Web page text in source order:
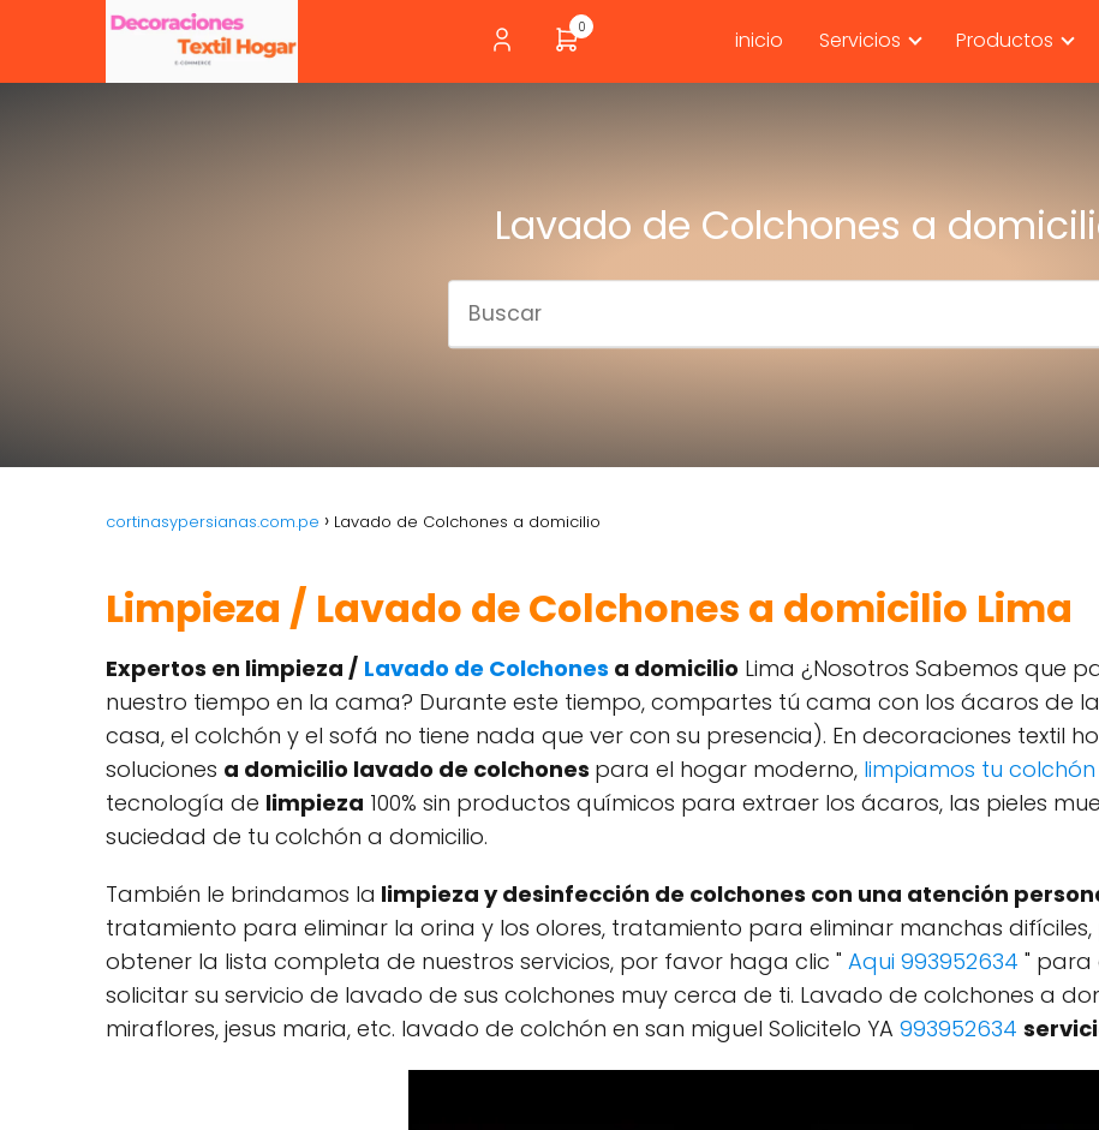
0 inicio Servicios Productos
Lavado de Colchones a
cortinasypersianas.com.pe Lavado de Colchones a domicilio
Limpieza / Lavado de Colchones a domicilio Lima
Expertos en limpieza / Lavado de Colchones a domicilio Lima ¿Nosotros Sabemos que
nuestro tiempo en la cama? Durante este tiempo, compartes tú cama con los ácaros de
casa, el colchón y el sofá no tiene nada que ver con su presencia). En decoraciones textil
soluciones a domicilio lavado de colchones para el hogar moderno, limpiamos tu colchón
tecnología de limpieza 100% sin productos químicos para extraer los ácaros, las pieles
suciedad de tu colchón a domicilio.
También le brindamos la limpieza y desinfección de colchones con una atención
tratamiento para eliminar la orina y los olores, tratamiento para eliminar manchas
obtener la lista completa de nuestros servicios, por favor haga clic " Aqui 993952634 " para
solicitar su servicio de lavado de sus colchones muy cerca de ti. Lavado de colchones a
miraflores, jesus maria, etc. lavado de colchón en san miguel Solicitelo YA 993952634